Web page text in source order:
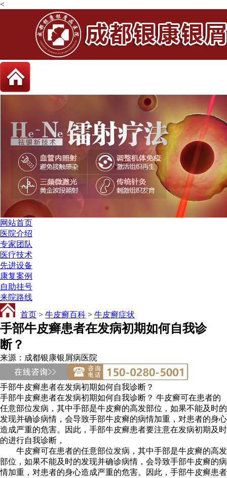
<
网站首页
医院介绍
专家团队
医疗技术
先进设备
康复案例
自助挂号
来院路线
首页 > 牛皮癣百科 > 牛皮癣症状
手部牛皮癣患者在发病初期如何自我诊
断？
来源：成都银康银屑病医院
手部牛皮癣患者在发病初期如何自我诊断？
手部牛皮癣患者在发病初期如何自我诊断？ 牛皮癣可在患者的
任意部位发病，其中手部是牛皮癣的高发部位，如果不能及时的
发现并确诊病情，会导致手部牛皮癣的病情加重，对患者的身心
造成严重的危害。因此，手部牛皮癣患者要注意在发病初期及时
的进行自我诊断，
牛皮癣可在患者的任意部位发病，其中手部是牛皮癣的高发
部位，如果不能及时的发现并确诊病情，会导致手部牛皮癣的病
情加重，对患者的身心造成严重的危害。因此，手部牛皮癣患者